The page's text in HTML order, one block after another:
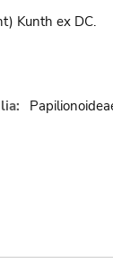
Kunth ex DC.